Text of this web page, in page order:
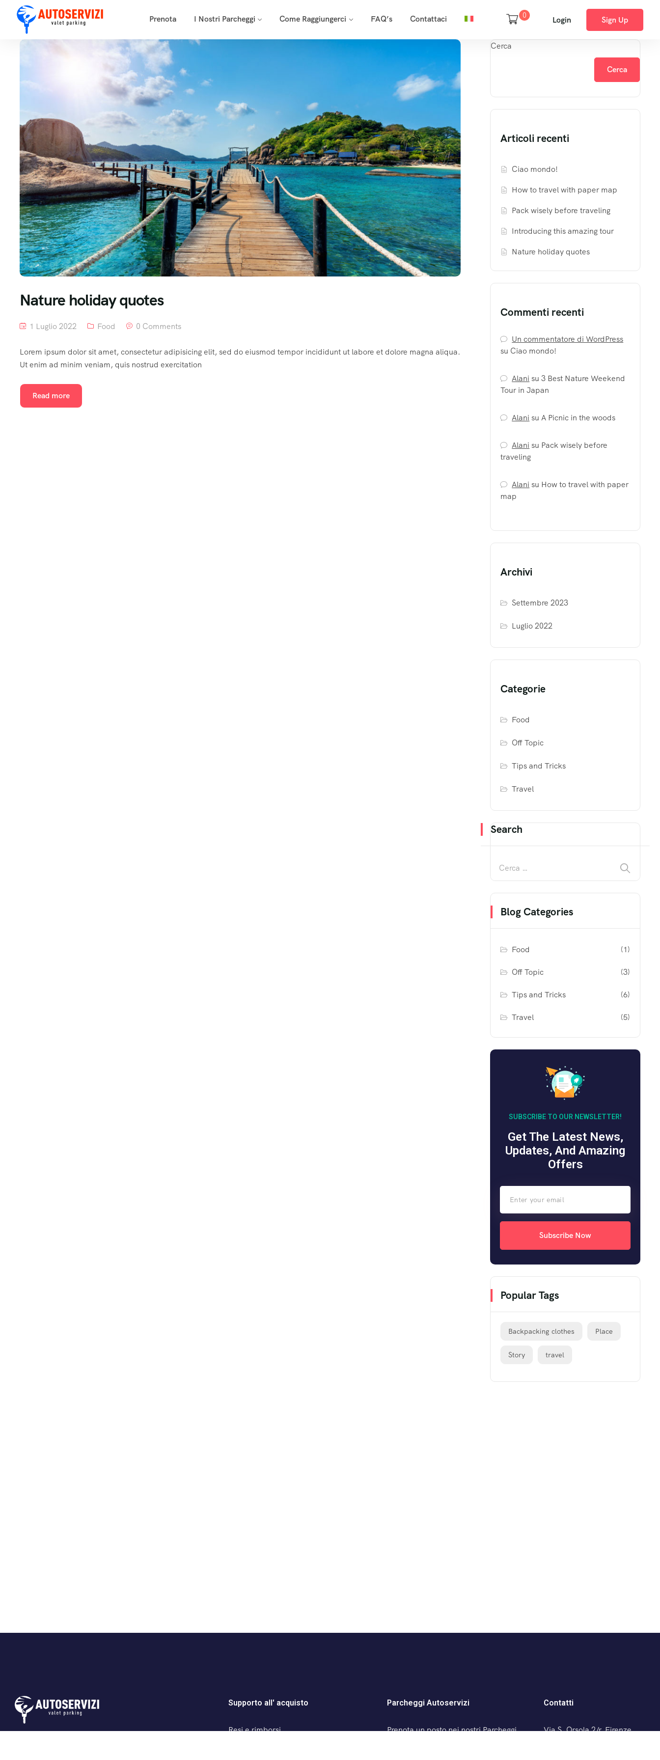
Prenota I Nostri Parcheggi Come Raggiungerci FAQ’s Contattaci 0 Login Sign Up
Nature holiday quotes
1 Luglio 2022 Food 0 Comments
Lorem ipsum dolor sit amet, consectetur adipisicing elit, sed do eiusmod tempor incididunt ut labore et dolore magna aliqua.
Ut enim ad minim veniam, quis nostrud exercitation
Read more
Cerca
Cerca
Articoli recenti
Ciao mondo!
How to travel with paper map
Pack wisely before traveling
Introducing this amazing tour
Nature holiday quotes
Commenti recenti
Un commentatore di WordPress
su Ciao mondo!
Alani su3 Best Nature Weekend
Tour in Japan
Alani suA Picnic in the woods
Alani su Pack wisely before
traveling
Alani su How to travel with paper
map
Archivi
Settembre 2023
Luglio 2022
Categorie
Food
Off Topic
Tips and Tricks
Travel
Search
Blog Categories
Food (1)
Off Topic (3)
Tips and Tricks (6)
Travel (5)
SUBSCRIBE TO OUR NEWSLETTER!
Get The Latest News,
Updates, And Amazing
Offers
Subscribe Now
Popular Tags
Backpacking clothes Place
Story travel
Supporto all' acquisto
Resi e rimborsi
Parcheggi Autoservizi
Prenota un posto nei nostri Parcheggi
Contatti
Via S. Orsola 2/r, Firenze